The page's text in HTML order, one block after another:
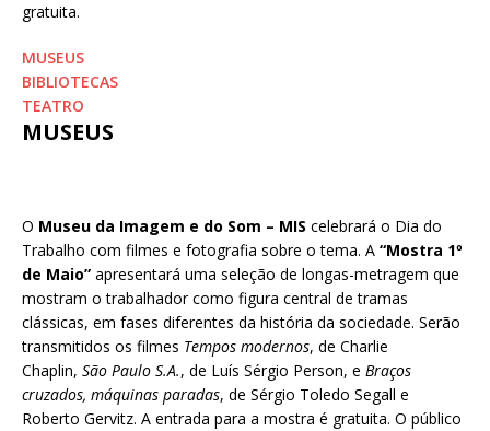
gratuita.
MUSEUS
BIBLIOTECAS
TEATRO
MUSEUS
O Museu da Imagem e do Som – MIS celebrará o Dia do
Trabalho com filmes e fotografia sobre o tema. A “Mostra 1º
de Maio” apresentará uma seleção de longas-metragem que
mostram o trabalhador como figura central de tramas
clássicas, em fases diferentes da história da sociedade. Serão
transmitidos os filmes Tempos modernos, de Charlie
Chaplin, São Paulo S.A., de Luís Sérgio Person, e Braços
cruzados, máquinas paradas, de Sérgio Toledo Segall e
Roberto Gervitz. A entrada para a mostra é gratuita. O público